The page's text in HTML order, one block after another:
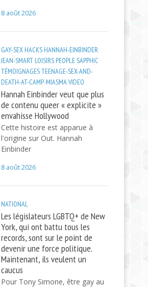
8 août 2026
GAY-SEX HACKS HANNAH-EINBINDER
JEAN-SMART LOISIRS PEOPLESAPPHIC
TÉMOIGNAGESTEENAGE-SEX-AND-
DEATH-AT-CAMP-MIASMAVIDEO
Hannah Einbinder veut que plus
de contenu queer « explicite »
envahisse Hollywood
Cette histoire est apparue à
l'origine sur Out. Hannah
Einbinder
8 août 2026
NATIONAL
Les législateurs LGBTQ+ de New
York, qui ont battu tous les
records, sont sur le point de
devenir une force politique.
Maintenant, ils veulent un
caucus
Pour Tony Simone, être gay au